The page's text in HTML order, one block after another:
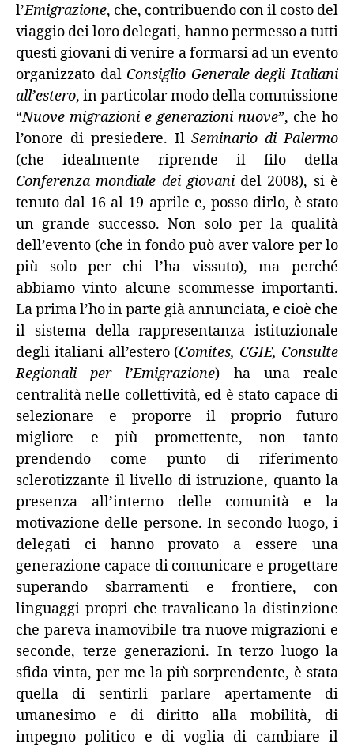
l’Emigrazione, che, contribuendo con il costo del
viaggio dei loro delegati, hanno permesso a tutti
questi giovani di venire a formarsi ad un evento
organizzato dal Consiglio Generale degli Italiani
all’estero, in particolar modo della commissione
“Nuove migrazioni e generazioni nuove”, che ho
l’onore di presiedere. IlSeminario di Palermo
(che idealmente riprende il filo della
Conferenza mondiale dei giovanidel 2008), si è
tenuto dal 16 al 19 aprile e, posso dirlo, è stato
un grande successo. Non solo per la qualità
dell’evento (che in fondo può aver valore per lo
più solo per chi l’ha vissuto), ma perché
abbiamo vinto alcune scommesse importanti.
La prima l’ho in parte già annunciata, e cioè che
il sistema della rappresentanza istituzionale
degli italiani all’estero (Comites, CGIE, Consulte
Regionali per l’Emigrazione) ha una reale
centralità nelle collettività, ed è stato capace di
selezionare e proporre il proprio futuro
migliore e più promettente, non tanto
prendendo come punto di riferimento
sclerotizzante il livello di istruzione, quanto la
presenza all’interno delle comunità e la
motivazione delle persone. In secondo luogo, i
delegati ci hanno provato a essere una
generazione capace di comunicare e progettare
superando sbarramenti e frontiere, con
linguaggi propri che travalicano la distinzione
che pareva inamovibile tra nuove migrazioni e
seconde, terze generazioni. In terzo luogo la
sfida vinta, per me la più sorprendente, è stata
quella di sentirli parlare apertamente di
umanesimo e di diritto alla mobilità, di
impegno politico e di voglia di cambiare il